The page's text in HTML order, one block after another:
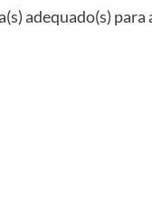
adequado(s) para